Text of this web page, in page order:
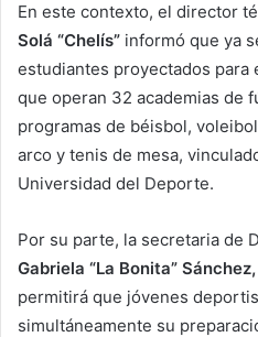
En este contexto, el director
Solá “Chelís” informó que ya
estudiantes proyectados para
que operan 32 academias de
programas de béisbol,
arco y tenis de mesa,
Universidad del Deporte.
Por su parte, la secretaria de
Gabriela “La Bonita” Sánchez,
permitirá que jóvenes
simultáneamente su